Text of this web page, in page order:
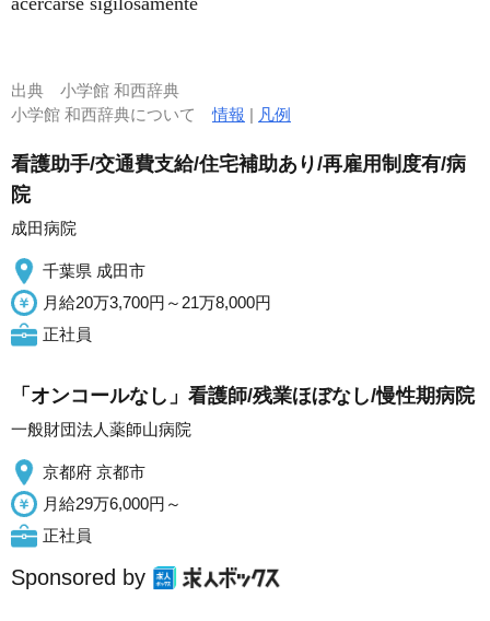
出典 小学館 和西辞典
小学館 和西辞典について情報 | 凡例
看護助手/交通費支給/住宅補助あり/再雇用制度有/病
院
成田病院
千葉県 成田市
月給20万3,700円～21万8,000円
正社員
「オンコールなし」看護師/残業ほぼなし/慢性期病院
一般財団法人薬師山病院
京都府 京都市
月給29万6,000円～
正社員
Sponsored by